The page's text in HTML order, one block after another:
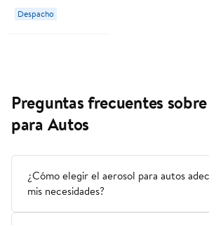
Despacho
Preguntas frecuentes
para Autos
¿Cómo elegir el aerosol para autos
mis necesidades?